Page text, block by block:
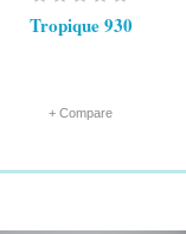
Tropique 930
+ Compare